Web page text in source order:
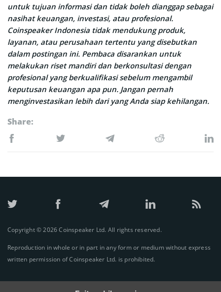
untuk tujuan informasi dan tidak boleh dianggap sebagai
nasihat keuangan, investasi, atau profesional.
Coinspeaker Indonesia tidak mendukung produk,
layanan, atau perusahaan tertentu yang disebutkan
dalam postingan ini. Pembaca disarankan untuk
melakukan riset mandiri dan berkonsultasi dengan
profesional yang berkualifikasi sebelum mengambil
keputusan keuangan apa pun. Jangan pernah
menginvestasikan lebih dari yang Anda siap kehilangan.
Share:
Copyright © 2026 Coinspeaker Ltd. All rights reserved.
Reproduction in whole or in part in any form or medium without express
written permission of Coinspeaker Ltd. is prohibited.